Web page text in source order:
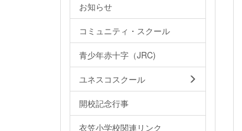
お知らせ
コミュニティ・スクール
青少年赤十字（JRC)
ユネスコスクール
開校記念行事
衣笠小学校関連リンク